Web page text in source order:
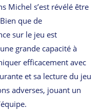
Michel s’est révélé être
que de
sur le jeu est
grande capacité à
efficacement avec
et sa lecture du jeu
adverses, jouant un